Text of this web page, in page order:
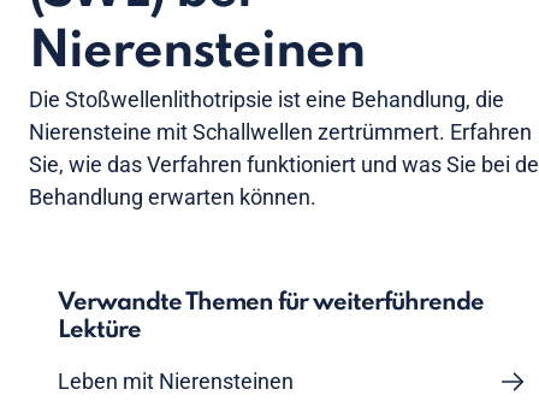
Nierensteinen
Die Stoßwellenlithotripsie ist eine Behandlung, die
Nierensteine mit Schallwellen zertrümmert. Erfahren
Sie, wie das Verfahren funktioniert und was Sie bei
Behandlung erwarten können.
Verwandte Themen für weiterführende
Lektüre
Leben mit Nierensteinen